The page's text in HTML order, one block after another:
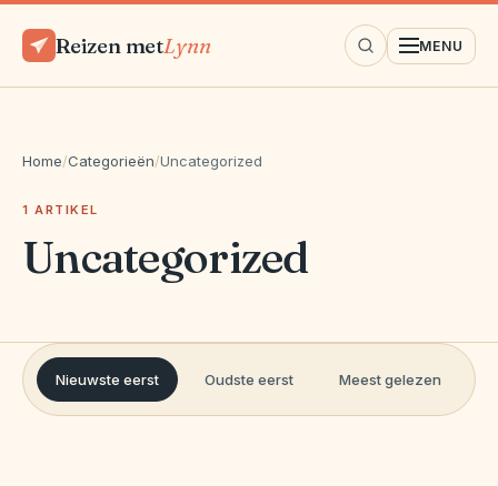
Reizen metLynn MENU
Home/Categorieën/Uncategorized
1 ARTIKEL
Uncategorized
Nieuwste eerst Oudste eerst Meest gelezen